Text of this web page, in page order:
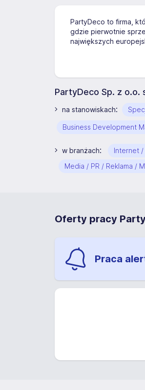
PartyDeco to firma,
gdzie pierwotnie
największych
PartyDeco Sp. z o.o.
na stanowiskach:
Business Development
w branżach: Internet /
Media / PR / Reklama /
Oferty pracy
Praca